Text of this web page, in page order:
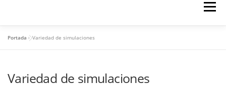
Menú
SIMULADORES DEMOS CLIENTES
Portada »Variedad de simulaciones
Variedad de simulaciones